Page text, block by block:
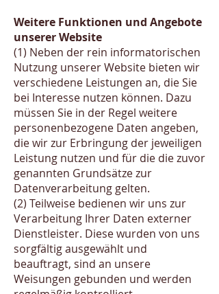
Weitere Funktionen und Angebote
unserer Website
(1) Neben der rein informatorischen
Nutzung unserer Website bieten wir
verschiedene Leistungen an, die Sie
bei Interesse nutzen können. Dazu
müssen Sie in der Regel weitere
personenbezogene Daten angeben,
die wir zur Erbringung der jeweiligen
Leistung nutzen und für die die zuvor
genannten Grundsätze zur
Datenverarbeitung gelten.
(2) Teilweise bedienen wir uns zur
Verarbeitung Ihrer Daten externer
Dienstleister. Diese wurden von uns
sorgfältig ausgewählt und
beauftragt, sind an unsere
Weisungen gebunden und werden